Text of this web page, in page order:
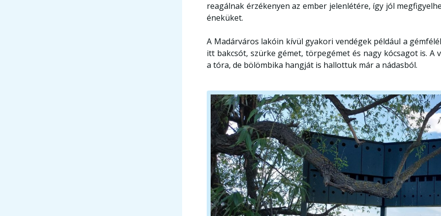
reagálnak érzékenyen az ember jelenlétére, így jól
éneküket.
A Madárváros lakóin kívül gyakori vendégek például a
itt bakcsót, szürke gémet, törpegémet és nagy kócsagot is. A
a tóra, de bölömbika hangját is hallottuk már a nádasból.